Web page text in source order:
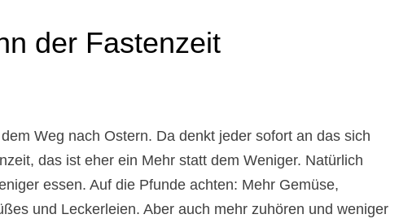
der Fastenzeit
Weg nach Ostern. Da denkt jeder sofort an das sich
das ist eher ein Mehr statt dem Weniger. Natürlich
essen. Auf die Pfunde achten: Mehr Gemüse,
und Leckerleien. Aber auch mehr zuhören und weniger